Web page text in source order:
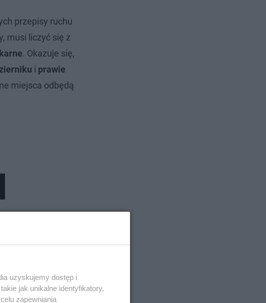
przepisy ruchu
musi liczyć się z
. Okazuje się,
i prawie
miejsca odbędą
uzyskujemy dostęp i
jak unikalne identyfikatory,
zapewniania